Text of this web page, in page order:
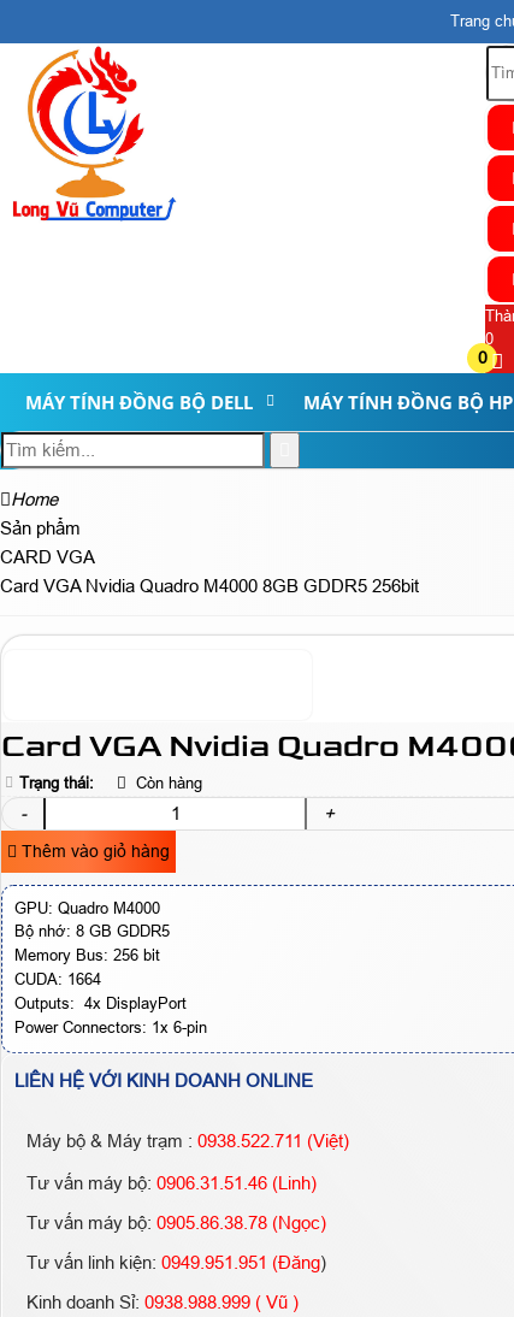
Trang
0
0
MÁY TÍNH ĐỒNG BỘ DELL MÁY TÍNH ĐỒNG BỘ HP
Home
Sản phẩm
CARD VGA
Card VGA Nvidia Quadro M4000 8GB GDDR5 256bit
Card VGA Nvidia Quadro
Trạng thái: Còn hàng
- +
Thêm vào giỏ hàng
GPU: Quadro M4000
Bộ nhớ: 8 GB GDDR5
Memory Bus: 256 bit
CUDA: 1664
Outputs: 4x DisplayPort
Power Connectors: 1x 6-pin
LIÊN HỆ VỚI KINH DOANH ONLINE
Máy bộ & Máy trạm : 0938.522.711 (Việt)
Tư vấn máy bộ: 0906.31.51.46 (Linh)
Tư vấn máy bộ: 0905.86.38.78 (Ngọc)
Tư vấn linh kiện: 0949.951.951 (Đăng)
Kinh doanh Sỉ: 0938.988.999 ( Vũ )